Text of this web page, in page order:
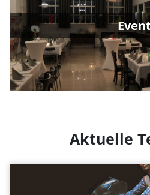
Event
Bereich des Museums
Absprache von Ihnen
Ob zum runden
einer
Wir setzen Ihre
Klicken Sie hier, um
Aktuelle